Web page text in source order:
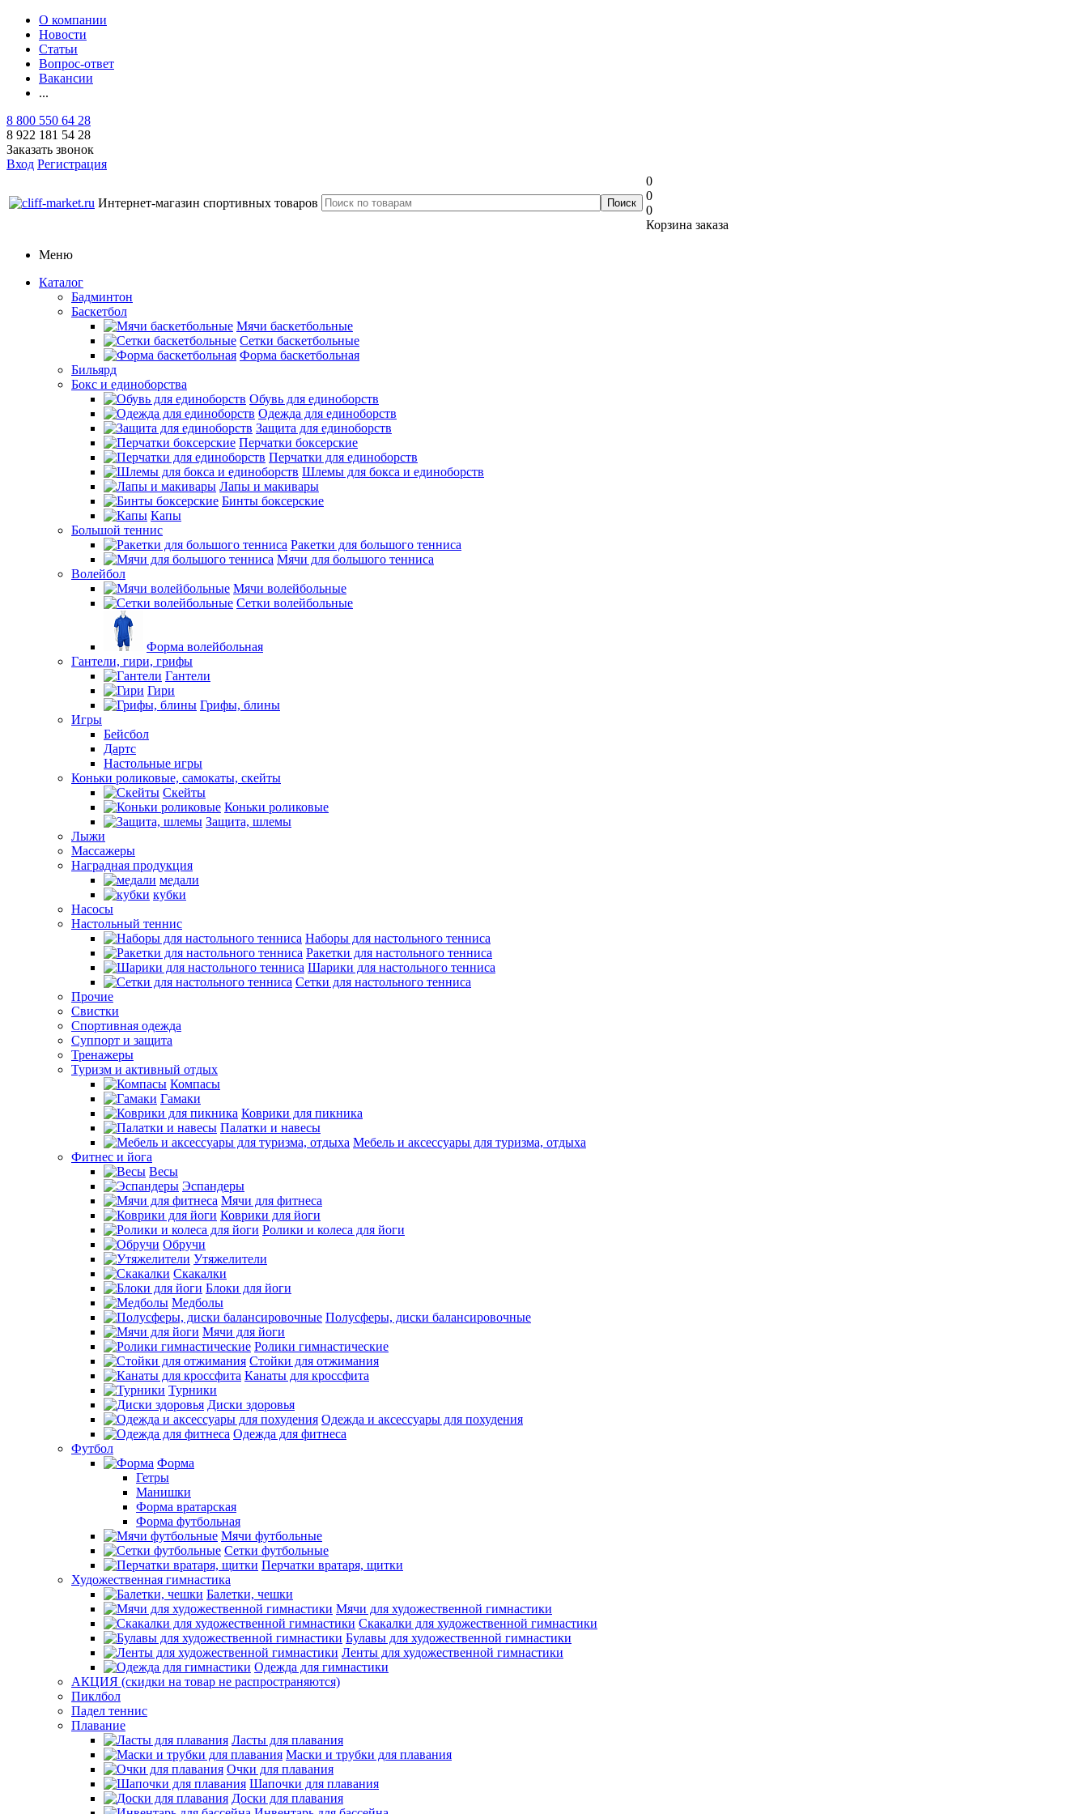
О компании
Новости
Статьи
Вопрос-ответ
Вакансии
...
8 800 550 64 28
8 922 181 54 28
Заказать звонок
Вход Регистрация
Интернет-магазин спортивных товаров
0
0
0
Корзина заказа
Меню
Каталог
Бадминтон
Баскетбол
Мячи баскетбольные
Сетки баскетбольные
Форма баскетбольная
Бильярд
Бокс и единоборства
Обувь для единоборств
Одежда для единоборств
Защита для единоборств
Перчатки боксерские
Перчатки для единоборств
Шлемы для бокса и единоборств
Лапы и макивары
Бинты боксерские
Капы
Большой теннис
Ракетки для большого тенниса
Мячи для большого тенниса
Волейбол
Мячи волейбольные
Сетки волейбольные
Форма волейбольная
Гантели, гири, грифы
Гантели
Гири
Грифы, блины
Игры
Бейсбол
Дартс
Настольные игры
Коньки роликовые, самокаты, скейты
Скейты
Коньки роликовые
Защита, шлемы
Лыжи
Массажеры
Наградная продукция
медали
кубки
Насосы
Настольный теннис
Наборы для настольного тенниса
Ракетки для настольного тенниса
Шарики для настольного тенниса
Сетки для настольного тенниса
Прочие
Свистки
Спортивная одежда
Суппорт и защита
Тренажеры
Туризм и активный отдых
Компасы
Гамаки
Коврики для пикника
Палатки и навесы
Мебель и аксессуары для туризма, отдыха
Фитнес и йога
Весы
Эспандеры
Мячи для фитнеса
Коврики для йоги
Ролики и колеса для йоги
Обручи
Утяжелители
Скакалки
Блоки для йоги
Медболы
Полусферы, диски балансировочные
Мячи для йоги
Ролики гимнастические
Стойки для отжимания
Канаты для кроссфита
Турники
Диски здоровья
Одежда и аксессуары для похудения
Одежда для фитнеса
Футбол
Форма
Гетры
Манишки
Форма вратарская
Форма футбольная
Мячи футбольные
Сетки футбольные
Перчатки вратаря, щитки
Художественная гимнастика
Балетки, чешки
Мячи для художественной гимнастики
Скакалки для художественной гимнастики
Булавы для художественной гимнастики
Ленты для художественной гимнастики
Одежда для гимнастики
АКЦИЯ (скидки на товар не распространяются)
Пиклбол
Падел теннис
Плавание
Ласты для плавания
Маски и трубки для плавания
Очки для плавания
Шапочки для плавания
Доски для плавания